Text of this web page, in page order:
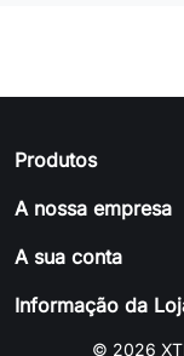
Produtos
A nossa empresa
A sua conta
Informação da
© 2026